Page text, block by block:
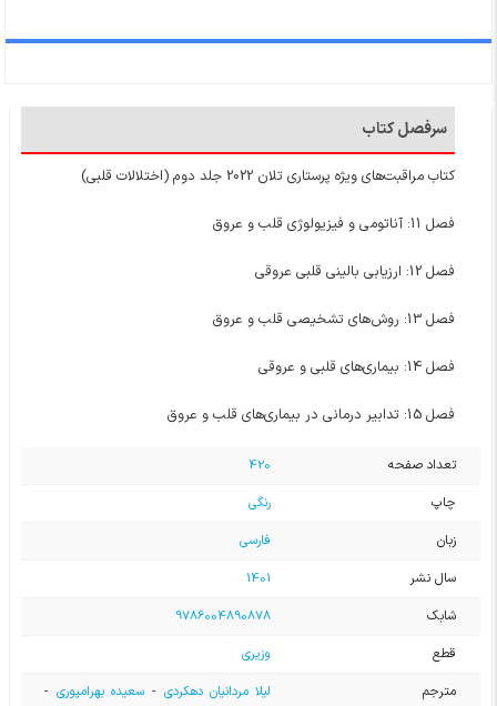
سرفصل کتاب
کتاب مراقبت‌های ویژه پرستاری تلان 2022 جلد دوم (اختلالات قلبی)
فصل 11: آناتومی و فیزیولوژی قلب و عروق
فصل 12: ارزیابی بالینی قلبی عروقی
فصل 13: روش‌های تشخیصی قلب و عروق
فصل 14: بیماری‌های قلبی و عروقی
فصل 15: تدابیر درمانی در بیماری‌های قلب و عروق
تعداد صفحه
420
چاپ
رنگی
زبان
فارسی
سال نشر
1401
شابک
9786004890878
قطع
وزیری
مترجم
لیلا مردانیان دهکردی -سعیده بهرامپوری -